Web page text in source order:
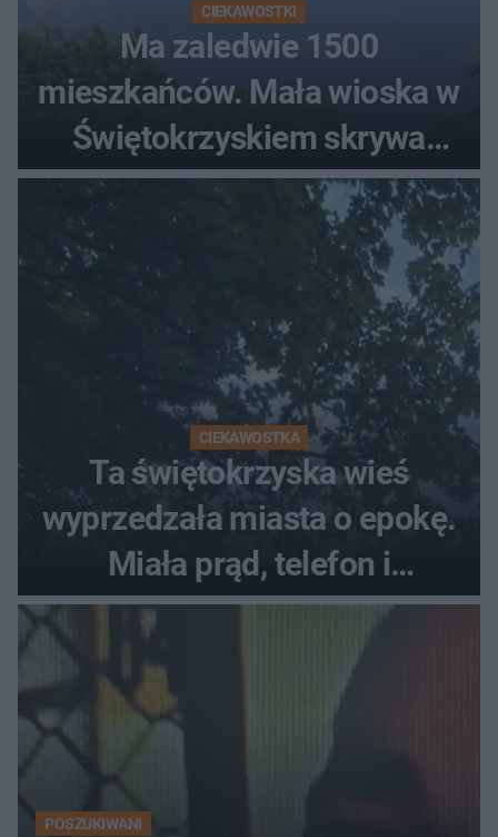
CIEKAWOSTKI
Ma zaledwie 1500
mieszkańców. Mała wioska w
Świętokrzyskiem skrywa
zabytki, bywał tu nawet król
CIEKAWOSTKA
Ta świętokrzyska wieś
wyprzedzała miasta o epokę.
Miała prąd, telefon i
luksusowe auto
POSZUKIWANI